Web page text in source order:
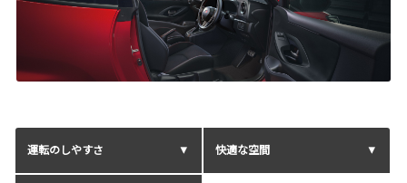
運転のしやすさ 快適な空間